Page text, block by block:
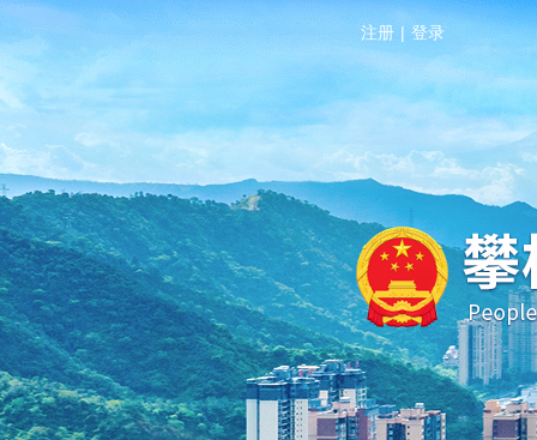
注册 | 登录